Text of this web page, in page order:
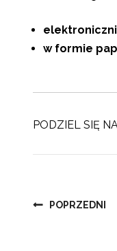
w formie
PODZIEL SIĘ
POPRZEDNI